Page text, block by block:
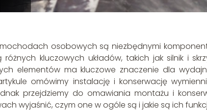
osobowych są niezbędnymi
kluczowych układów, takich jak silnik i
elementów ma kluczowe znaczenie dla
omówimy instalację i konserwację
przejdziemy do omawiania montażu i
wyjaśnić, czym one w ogóle są i jakie są ich